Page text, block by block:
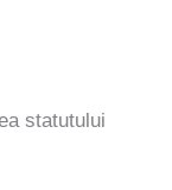
statutului